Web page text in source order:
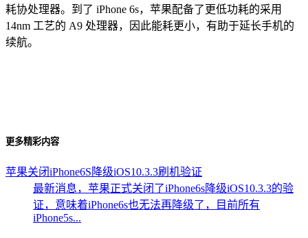
耗协处理器。到了 iPhone 6s，苹果配备了更低功耗的采用
14nm 工艺的 A9 处理器，因此能耗更小，有助于延长手机的
续航。
更多精彩内容
苹果关闭iPhone6S降级iOS10.3.3刷机验证
最新消息，苹果正式关闭了iPhone6s降级iOS10.3.3的验
证，意味着iPhone6s也无法再降级了，目前所有
iPhone5s...